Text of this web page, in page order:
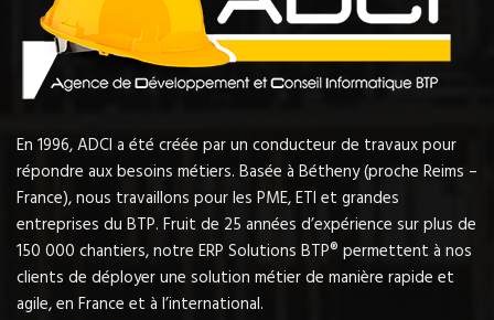
En 1996, ADCI a été créée par un conducteur de travaux pour
répondre aux besoins métiers. Basée à Bétheny (proche Reims –
France), nous travaillons pour les PME, ETI et grandes
entreprises du BTP. Fruit de 25 années d’expérience sur plus de
150 000 chantiers, notre ERP Solutions BTP® permettent à nos
clients de déployer une solution métier de manière rapide et
agile, en France et à l’international.